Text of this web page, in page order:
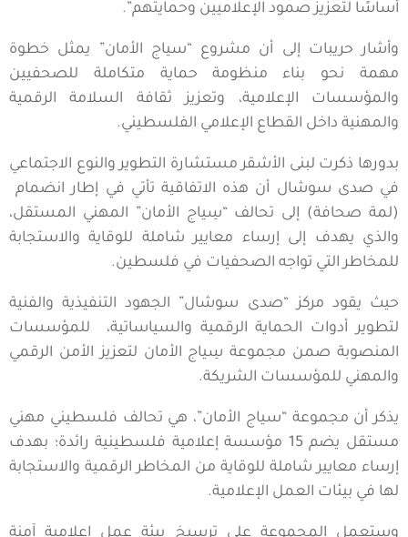
أساسًا لتعزيز صمود الإعلاميين وحمايتهم”.
وأشار حريبات إلى أن مشروع “سياج الأمان” يمثل خطوة
مهمة نحو بناء منظومة حماية متكاملة للصحفيين
والمؤسسات الإعلامية، وتعزيز ثقافة السلامة الرقمية
والمهنية داخل القطاع الإعلامي الفلسطيني.
بدورها ذكرت لبنى الأشقر مستشارة التطوير والنوع الاجتماعي
في صدى سوشال أن هذه الاتفاقية تأتي في إطار انضمام
(لمة صحافة) إلى تحالف “سِياج الأمان” المهني المستقل،
والذي يهدف إلى إرساء معايير شاملة للوقاية والاستجابة
للمخاطر التي تواجه الصحفيات في فلسطين.
حيث يقود مركز “صدى سوشال” الجهود التنفيذية والفنية
لتطوير أدوات الحماية الرقمية والسياساتية، للمؤسسات
المنصوبة صمن مجموعة سِياج الأمان لتعزيز الأمن الرقمي
والمهني للمؤسسات الشريكة.
يذكر أن مجموعة “سياج الأمان”، هي تحالف فلسطيني مهني
مستقل يضم 15 مؤسسة إعلامية فلسطينية رائدة؛ بهدف
إرساء معايير شاملة للوقاية من المخاطر الرقمية والاستجابة
لها في بيئات العمل الإعلامية.
وستعمل المجموعة على ترسيخ بيئة عمل إعلامية آمنة